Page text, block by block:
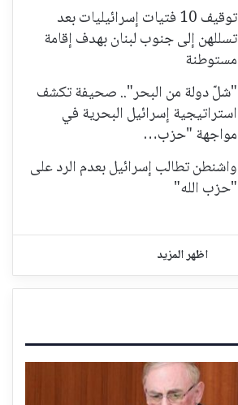
توقيف 10 فتيات إسرائيليات بعد
تسللهن إلى جنوب لبنان بهدف إقامة
مستوطنة
"شلّ دولة من البحر".. صحيفة تكشف
استراتيجية إسرائيل البحرية في
مواجهة "حزب…
واشنطن تطالب إسرائيل بعدم الرد على
"حزب الله"
اظهر المزيد